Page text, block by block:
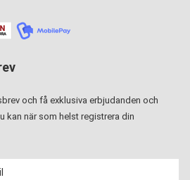
och få exklusiva erbjudanden och
kan när som helst registrera din